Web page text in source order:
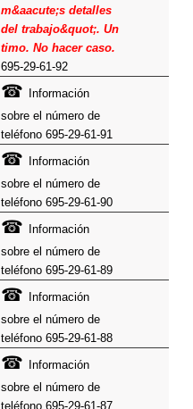
m&aacute;s detalles
del trabajo&quot;. Un
timo. No hacer caso.
695-29-61-92
☎ Información
sobre el número de
teléfono 695-29-61-91
☎ Información
sobre el número de
teléfono 695-29-61-90
☎ Información
sobre el número de
teléfono 695-29-61-89
☎ Información
sobre el número de
teléfono 695-29-61-88
☎ Información
sobre el número de
teléfono 695-29-61-87